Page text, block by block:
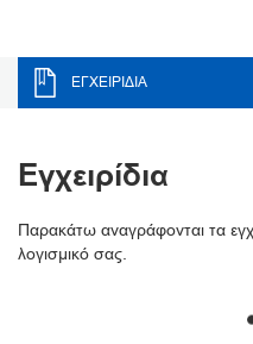
ΕΓΧΕΙΡΊΔΙΑ
Εγχειρίδια
Παρακάτω αναγράφονται τα
λογισμικό σας.